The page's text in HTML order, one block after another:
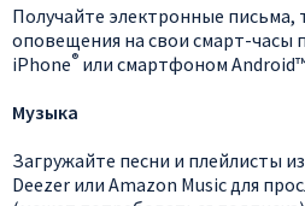
Получайте электронные письма,
оповещения на свои смарт-часы
iPhone® или смартфоном
Музыка
Загружайте песни и плейлисты
Deezer или Amazon Music для